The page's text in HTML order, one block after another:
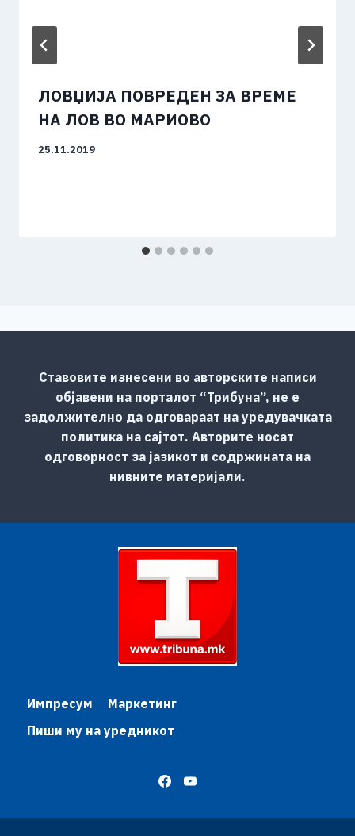
ЛОВЏИЈА ПОВРЕДЕН ЗА ВРЕМЕ
НА ЛОВ ВО МАРИОВО
25.11.2019
Ставовите изнесени во авторските написи
објавени на порталот “Трибуна”, не е
задолжително да одговараат на уредувачката
политика на сајтот. Авторите носат
одговорност за јазикот и содржината на
нивните материјали.
Импресум
Маркетинг
Пиши му на уредникот